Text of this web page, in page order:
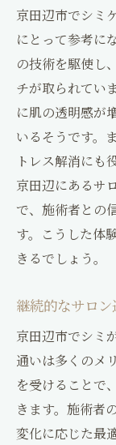
京田辺市でシミ
にとって参考に
の技術を駆使し
チが取られてい
に肌の透明感が
いるそうです。
トレス解消にも
京田辺にあるサ
で、施術者との
す。こうした体
きるでしょう。
継続的なサロ
京田辺市でシミ
通いは多くのメ
を受けることで
きます。施術者
変化に応じた最